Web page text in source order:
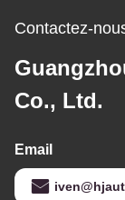
Contactez-
Co., Ltd.
Email